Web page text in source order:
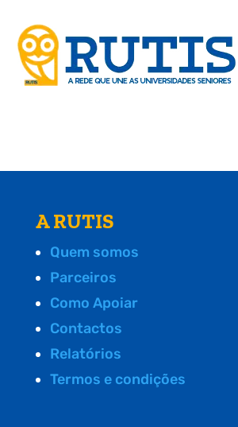
A RUTIS
Quem somos
Parceiros
Como Apoiar
Contactos
Relatórios
Termos e condições